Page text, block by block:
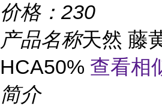
价格： 230
产品名称天然 藤
HCA50% 查看相
简介